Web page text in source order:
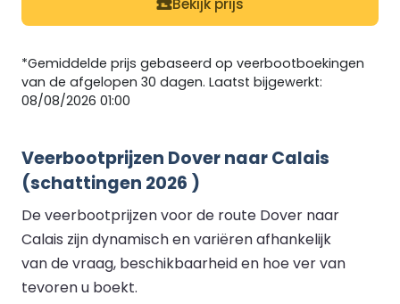
Bekijk prijs
*Gemiddelde prijs gebaseerd op veerbootboekingen
van de afgelopen 30 dagen. Laatst bijgewerkt:
08/08/2026 01:00
Veerbootprijzen Dover naar Calais
(schattingen 2026 )
De veerbootprijzen voor de route Dover naar
Calais zijn dynamisch en variëren afhankelijk
van de vraag, beschikbaarheid en hoe ver van
tevoren u boekt.